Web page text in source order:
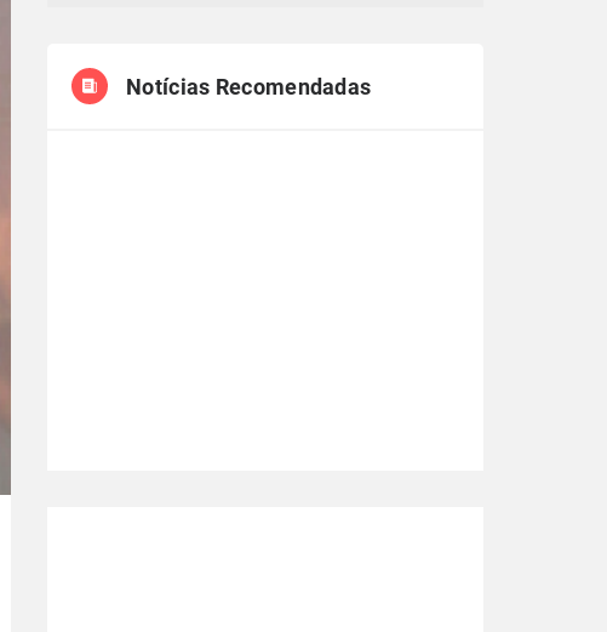
Notícias Recomendadas